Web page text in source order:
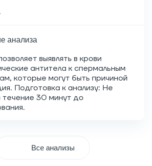
анализа
выявлять в крови
антитела к спермальным
которые могут быть причиной
Подготовка к анализу: Не
течение 30 минут до
Все анализы